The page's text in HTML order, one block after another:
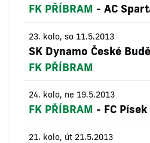
FK PŘÍBRAM - AC
23. kolo, so 11.5.2013
SK Dynamo České
FK PŘÍBRAM
24. kolo, ne 19.5.2013
FK PŘÍBRAM - FC Písek
21. kolo, út 21.5.2013